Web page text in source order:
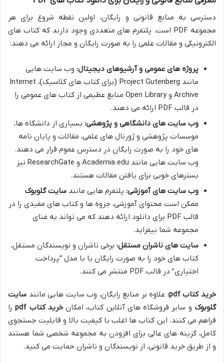
دسترسی به منابع قانونی و رایگان، اولین نقطه شروع برای هر
مجموعه PDF است. پلتفرم های متعددی وجود دارند که کتاب های
الکترونیکی و مقالات علمی را به صورت رایگان و مجاز ارائه می دهند:
پروژه های عمومی و آرشیوهای دیجیتال: وب سایت هایی
مانند Project Gutenberg (برای کتاب های کلاسیک)، Internet
Archive و Open Library منابع عظیمی از کتاب های عمومی را
در قالب PDF ارائه می دهند.
وب سایت های دانشگاهی و پژوهشی: بسیاری از دانشگاه ها،
موسسات پژوهشی و ژورنال های علمی، مقالات و پایان نامه
های خود را به صورت رایگان در دسترس عموم قرار می دهند.
وب سایت هایی مانند Academia.edu و ResearchGate نیز
بسترهای خوبی برای یافتن مقالات هستند.
وب سایت های آموزشی: پلتفرم هایی مانند سایت گلوبوک
ممکن است محتوای آموزشی، جزوه ها و کتاب های مفیدی را در
قالب PDF برای دانلود ارائه دهند که می تواند به غنای
مجموعه شما بیفزاید.
سایت های ناشران مستقل: برخی ناشران و نویسندگان مستقل،
کتاب های خود را به صورت رایگان یا با مدل “پرداخت
اختیاری” در قالب PDF منتشر می کنند.
خرید کتاب pdf: علاوه بر منابع رایگان، وب سایت هایی مانند سایت
گلوبوک و سایر فروشگاه های آنلاین کتاب، امکانخرید کتاب pdf
را
فراهم می کنند. این کتاب ها اغلب با کیفیت بالا و قابلیت جستجوی
کامل، گزینه های عالی برای افزودن به مجموعه شخصی شما هستند
و از طریق خرید قانونی، از نویسندگان و ناشران حمایت می کنید.